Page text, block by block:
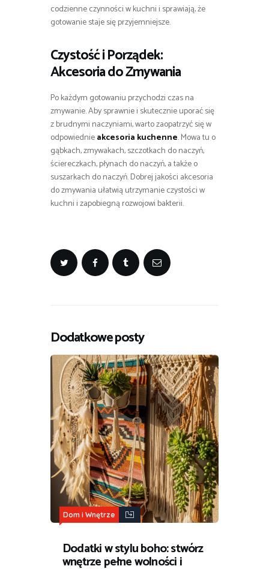
codzienne czynności w kuchni i sprawiają, że
gotowanie staje się przyjemniejsze.
Czystość i Porządek:
Akcesoria do Zmywania
Po każdym gotowaniu przychodzi czas na
zmywanie. Aby sprawnie i skutecznie uporać się
z brudnymi naczyniami, warto zaopatrzyć się w
odpowiednieakcesoria kuchenne. Mowa tu o
gąbkach, zmywakach, szczotkach do naczyń,
ściereczkach, płynach do naczyń, a także o
suszarkach do naczyń. Dobrej jakości akcesoria
do zmywania ułatwią utrzymanie czystości w
kuchni i zapobiegną rozwojowi bakterii.
Dodatkowe posty
Dom i Wnętrze
Dodatki w stylu boho: stwórz
wnętrze pełne wolności i